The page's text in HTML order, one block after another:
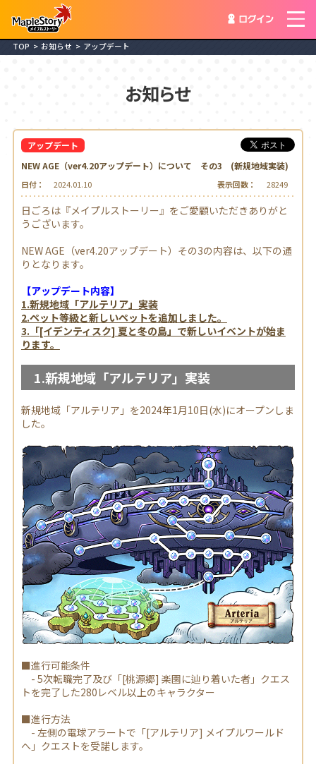
ログ
TOP お知らせ アップデート
お知らせ
アップデート
NEW AGE（ver4.20アップデート）について その3 (新規地域実装)
日付： 2024.01.10 表示回数： 28249
日ごろは『メイプルストーリー』をご愛顧いただきありがと
うございます。
NEW AGE（ver4.20アップデート）その3の内容は、以下の通
りとなります。
【アップデート内容】
1.新規地域「アルテリア」実装
2.ペット等級と新しいペットを追加しました。
3.「[イデンティスク] 夏と冬の島」で新しいイベントが始ま
ります。
1.新規地域「アルテリア」実装
新規地域「アルテリア」を2024年1月10日(水)にオープンしま
した。
■進行可能条件
- 5次転職完了及び「[桃源郷] 楽園に辿り着いた者」クエス
トを完了した280レベル以上のキャラクター
■進行方法
- 左側の電球アラートで「[アルテリア] メイプルワールド
へ」クエストを受諾します。